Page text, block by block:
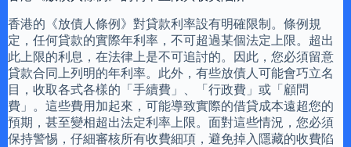
香港的《放債人條例》對貸款利率設有明確限制。條例規
定，任何貸款的實際年利率，不可超過某個法定上限。超出
此上限的利息，在法律上是不可追討的。因此，您必須留意
貸款合同上列明的年利率。此外，有些放債人可能會巧立名
目，收取各式各樣的「手續費」、「行政費」或「顧問
費」。這些費用加起來，可能導致實際的借貸成本遠超您的
預期，甚至變相超出法定利率上限。面對這些情況，您必須
保持警惕，仔細審核所有收費細項，避免掉入隱藏的收費陷